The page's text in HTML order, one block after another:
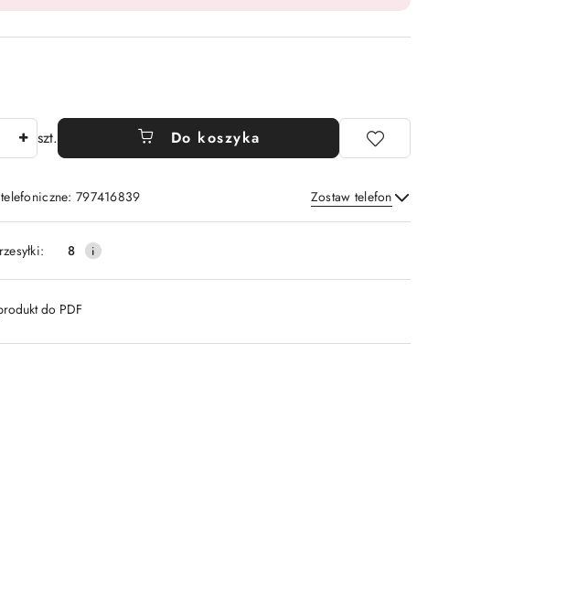
szt. Do koszyka
797416839 Zostaw telefon
Wyślij
8
do PDF